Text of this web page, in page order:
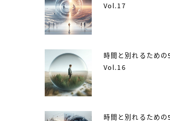
Vol.17
時間と別れるための
Vol.16
時間と別れるための